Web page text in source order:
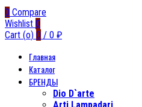
0 Compare
Wishlist 0
Cart (o) 0 / 0 ₽
Главная
Каталог
БРЕНДЫ
Dio D`arte